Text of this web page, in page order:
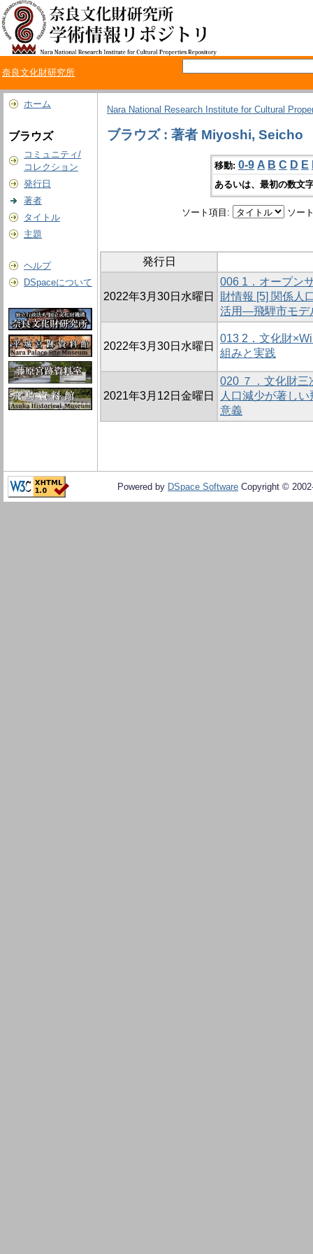
奈良文化財研究所
ホーム
ブラウズ
コミュニティ/
コレクション
発行日
著者
タイトル
主題
ヘルプ
DSpaceについて
Nara National Research Institute for Cultural
ブラウズ : 著者 Miyoshi, Seicho
移動: 0-9 A B C D E
あるいは、最初の数文
ソート項目: ソー
発行日
2022年3月30日水曜日
006 1．オープン
財情報 [5] 関係人
活用―飛騨市モ
2022年3月30日水曜日
013 2．文化財
組みと実践
2021年3月12日金曜日
020 ７．文化財三
人口減少が著し
意義
Powered by DSpace Software Copyright ©